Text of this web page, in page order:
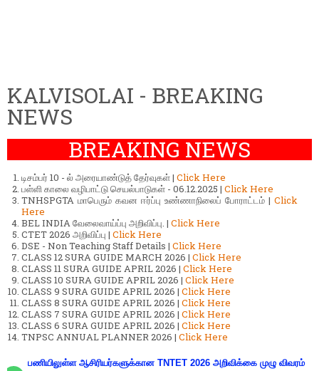
KALVISOLAI - BREAKING
NEWS
BREAKING NEWS
டிசம்பர் 10 - ல் அரையாண்டுத் தேர்வுகள் | Click Here
பள்ளி காலை வழிபாட்டு செயல்பாடுகள் - 06.12.2025 | Click Here
TNHSPGTA மாபெரும் கவன ஈர்ப்பு உண்ணாநிலைப் போராட்டம் | Click
Here
BEL INDIA வேலைவாய்ப்பு அறிவிப்பு. | Click Here
CTET 2026 அறிவிப்பு | Click Here
DSE - Non Teaching Staff Details | Click Here
CLASS 12 SURA GUIDE MARCH 2026 | Click Here
CLASS 11 SURA GUIDE APRIL 2026 | Click Here
CLASS 10 SURA GUIDE APRIL 2026 | Click Here
CLASS 9 SURA GUIDE APRIL 2026 | Click Here
CLASS 8 SURA GUIDE APRIL 2026 | Click Here
CLASS 7 SURA GUIDE APRIL 2026 | Click Here
CLASS 6 SURA GUIDE APRIL 2026 | Click Here
TNPSC ANNUAL PLANNER 2026 | Click Here
பணியிலுள்ள ஆசிரியர்களுக்கான TNTET 2026 அறிவிக்கை முழு விவரம்